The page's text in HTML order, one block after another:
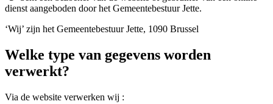
dienst aangeboden door het Gemeentebestuur Jette.
‘Wij’ zijn het Gemeentebestuur Jette, 1090 Brussel
Welke type van gegevens worden
verwerkt?
Via de website verwerken wij :